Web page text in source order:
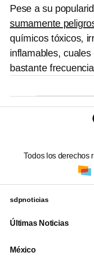
Pese a su
sumamente
químicos tóxicos,
inflamables,
bastante
Todos los derechos
sdpnoticias
Últimas Noticias
México